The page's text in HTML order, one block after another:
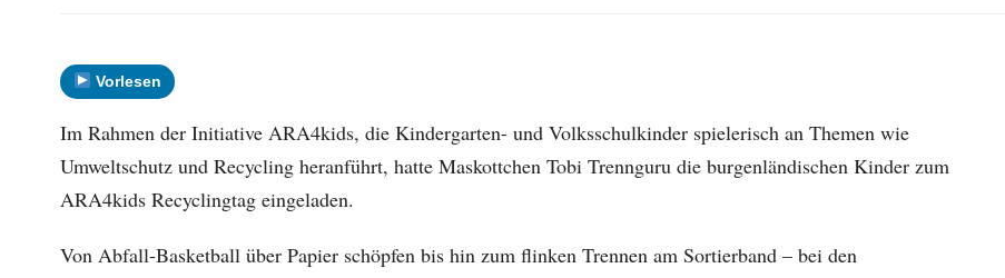
Vorlesen
Im Rahmen der Initiative ARA4kids, die Kindergarten- und Volksschulkinder spielerisch an Themen wie
Umweltschutz und Recycling heranführt, hatte Maskottchen Tobi Trennguru die burgenländischen Kinder zum
ARA4kids Recyclingtag eingeladen.
Von Abfall-Basketball über Papier schöpfen bis hin zum flinken Trennen am Sortierband – bei den